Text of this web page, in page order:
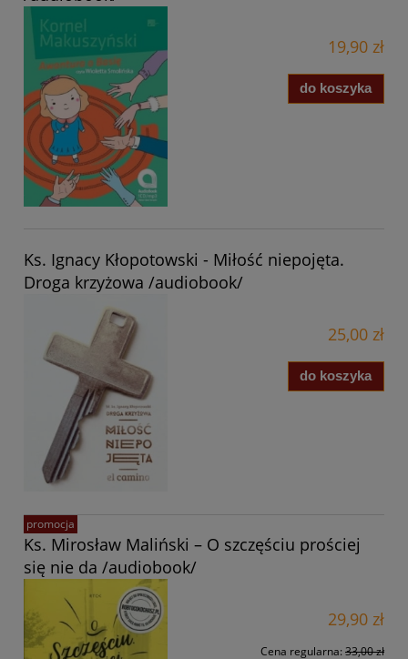
19,90 zł
do koszyka
Ks. Ignacy Kłopotowski - Miłość niepojęta.
Droga krzyżowa /audiobook/
25,00 zł
do koszyka
Ks. Mirosław Maliński – O szczęściu prościej
się nie da /audiobook/
29,90 zł
Cena regularna: 33,00 zł
promocja